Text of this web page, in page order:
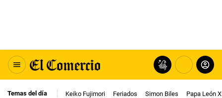
Temas del día Keiko Fujimori Feriados Simon Biles Papa León